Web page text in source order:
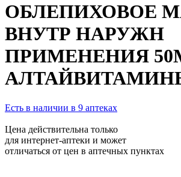
ОБЛЕПИХОВОЕ
ВНУТР НАРУЖН
ПРИМЕНЕНИЯ
Есть в наличии в 9 аптеках
Цена действительна только
для интернет-аптеки и может
отличаться от цен в аптечных пунктах